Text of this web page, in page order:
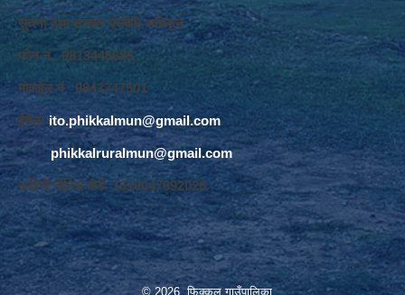
सुचना तथा सञ्‍चार प्रविधि अधिकृत
फोन नं. 9813445685
मोवाईल नं. 9843747501
ईमेलः ito.phikkalmun@gmail.com
phikkalruralmun@gmail.com
अडियो नोटिस वोर्डः 1610047692026
© 2026 फिक्कल गाउँपालिका